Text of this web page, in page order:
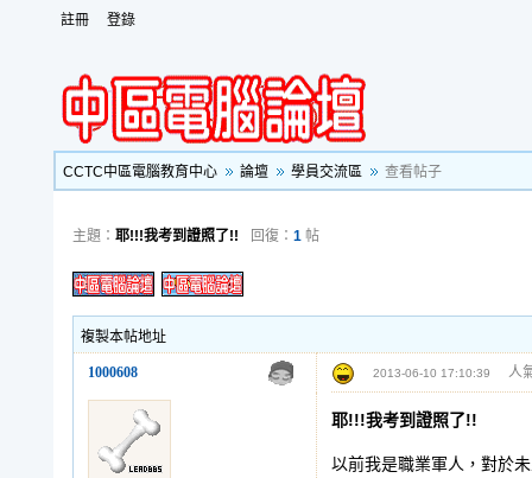
註冊 登錄
CCTC中區電腦教育中心 論壇 學員交流區 查看帖子
主題： 耶!!!我考到證照了!! 回復： 1 帖
複製本帖地址
1000608 2013-06-10 17:10:39 人
耶!!!我考到證照了!!
以前我是職業軍人，對於